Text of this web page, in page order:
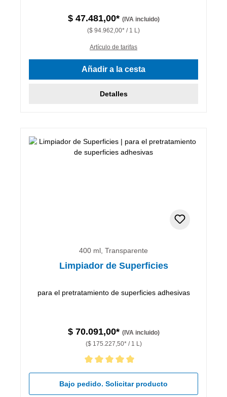
$ 47.481,00* (IVA incluido)
($ 94.962,00* / 1 L)
Artículo de tarifas
Añadir a la cesta
Detalles
400 ml, Transparente
Limpiador de Superficies
para el pretratamiento de superficies adhesivas
$ 70.091,00* (IVA incluido)
($ 175.227,50* / 1 L)
Calificación promedio de 5 de 5 estrellas
Bajo pedido. Solicitar producto